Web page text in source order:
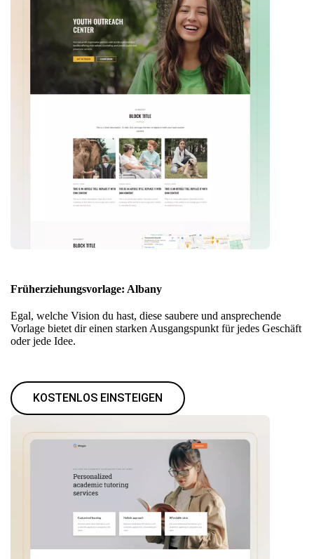
Früherziehungsvorlage: Albany
Egal, welche Vision du hast, diese saubere und ansprechende
Vorlage bietet dir einen starken Ausgangspunkt für jedes Geschäft
oder jede Idee.
KOSTENLOS EINSTEIGEN